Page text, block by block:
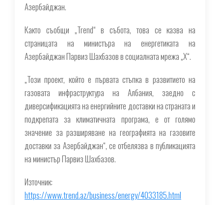
Азербайджан.
Както съобщи „Trend“ в събота, това се казва на
страницата на министъра на енергетиката на
Азербайджан Парвиз Шахбазов в социалната мрежа „Х“.
„Този ​​проект, който е първата стъпка в развитието на
газовата инфраструктура на Албания, заедно с
диверсификацията на енергийните доставки на страната и
подкрепата за климатичната програма, е от голямо
значение за разширяване на географията на газовите
доставки за Азербайджан“, се отбелязва в публикацията
на министър Парвиз Шахбазов.
Източник:
https://www.trend.az/business/energy/4033185.html